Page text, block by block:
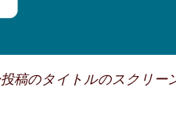
稿のタイトルのスクリー